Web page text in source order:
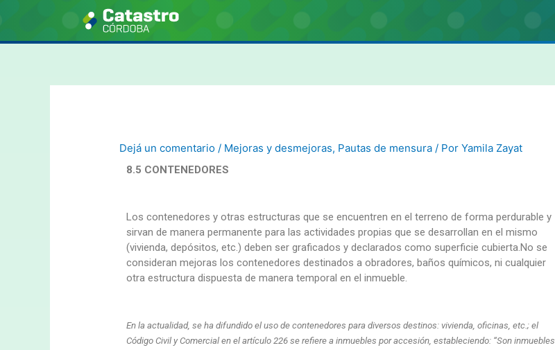
Dejá un comentario / Mejoras y desmejoras, Pautas de mensura / PorYamila Zayat
8.5 CONTENEDORES
Los contenedores y otras estructuras que se encuentren en el terreno de forma perdurable y
sirvan de manera permanente para las actividades propias que se desarrollan en el mismo
(vivienda, depósitos, etc.) deben ser graficados y declarados como superficie cubierta.No se
consideran mejoras los contenedores destinados a obradores, baños químicos, ni cualquier
otra estructura dispuesta de manera temporal en el inmueble.
En la actualidad, se ha difundido el uso de contenedores para diversos destinos: vivienda, oficinas, etc.; el
Código Civil y Comercial en el artículo 226 se refiere a inmuebles por accesión, estableciendo: “Son inmuebles